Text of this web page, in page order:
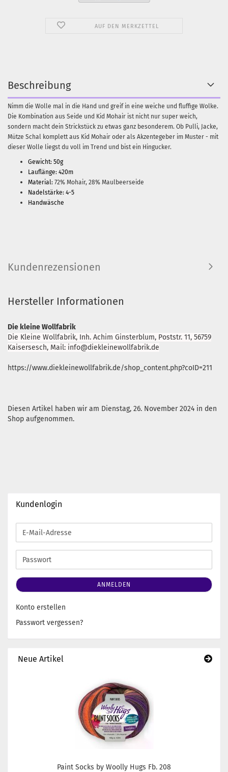
AUF DEN MERKZETTEL
Beschreibung
Nimm die Wolle mal in die Hand und greif in eine weiche und fluffige Wolke.
Die Kombination aus Seide und Kid Mohair ist nicht nur super weich,
sondern macht dein Strickstück zu etwas ganz besonderem. Ob Pulli, Jacke,
Mütze Schal komplett aus Kid Mohair oder als Akzentegeber im Muster - mit
dieser Wolle liegst du voll im Trend und bist ein Hingucker.
Gewicht: 50g
Lauflänge: 420m
Material: 72% Mohair, 28% Maulbeerseide
Nadelstärke: 4-5
Handwäsche
Kundenrezensionen
Hersteller Informationen
Die kleine Wollfabrik
Die Kleine Wollfabrik, Inh. Achim Ginsterblum, Poststr. 11, 56759
Kaisersesch, Mail: info@diekleinewollfabrik.de
https://www.diekleinewollfabrik.de/shop_content.php?coID=211
Diesen Artikel haben wir am Dienstag, 26. November 2024 in den
Shop aufgenommen.
Kundenlogin
E-
Mail-
Adresse
Passwort
ANMELDEN
Konto erstellen
Passwort vergessen?
Neue Artikel
Paint Socks by Woolly Hugs Fb. 208